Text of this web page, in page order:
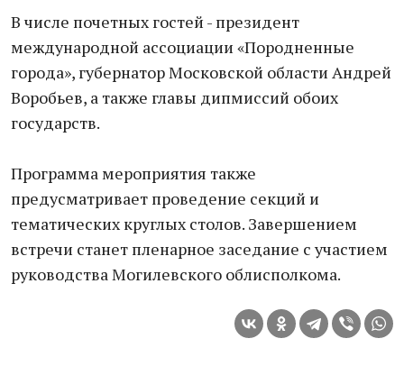
В числе почетных гостей - президент
международной ассоциации «Породненные
города», губернатор Московской области Андрей
Воробьев, а также главы дипмиссий обоих
государств.
Программа мероприятия также
предусматривает проведение секций и
тематических круглых столов. Завершением
встречи станет пленарное заседание с участием
руководства Могилевского облисполкома.